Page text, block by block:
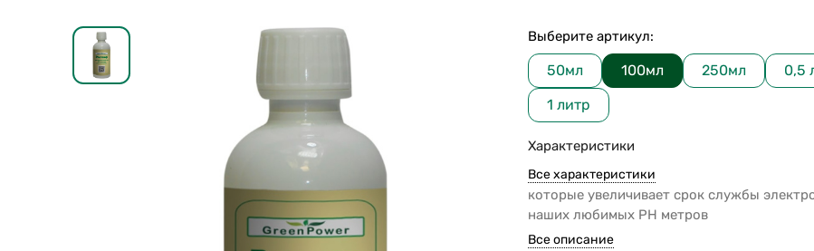
Выберите артикул:
50мл 100мл 250мл
0,5
1 литр
Характеристики
Все характеристики
которые увеличивает срок службы
наших любимых PH метров
Все описание